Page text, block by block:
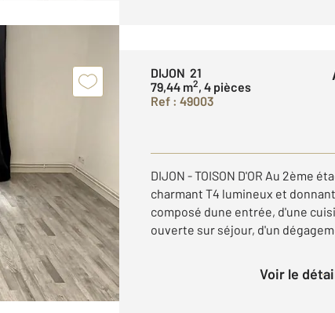
DIJON 21
79,44 m2, 4 pièces
Ref : 49003
DIJON - TOISON D'OR Au 2ème
charmant T4 lumineux et
composé dune entrée, d'une
ouverte sur séjour, d'un
Voir le